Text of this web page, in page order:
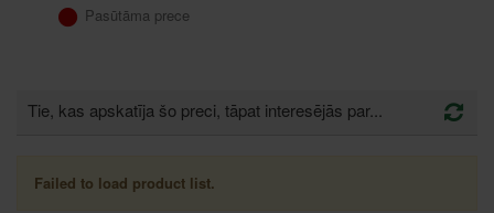
Pasūtāma prece
Tie, kas apskatīja šo preci, tāpat interesējās par...
Failed to load product list.